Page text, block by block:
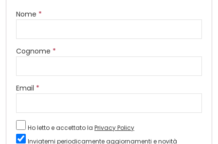
Nome *
Cognome *
Email *
Ho letto e accettato la Privacy Policy
Inviatemi periodicamente aggiornamenti e novità